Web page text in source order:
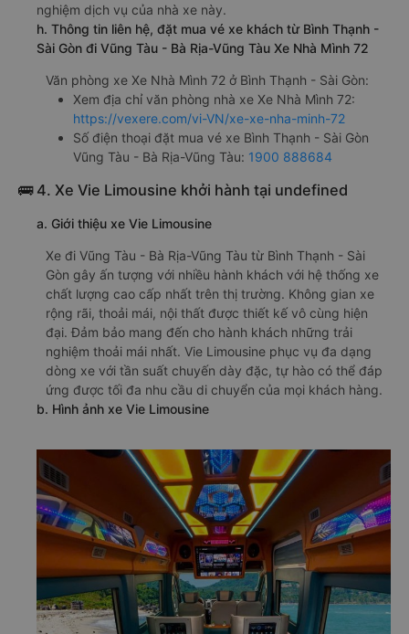
nghiệm dịch vụ của nhà xe này.
h. Thông tin liên hệ, đặt mua vé xe khách từ Bình Thạnh -
Sài Gòn đi Vũng Tàu - Bà Rịa-Vũng Tàu Xe Nhà Mình 72
Văn phòng xe Xe Nhà Mình 72 ở Bình Thạnh - Sài Gòn:
Xem địa chỉ văn phòng nhà xe Xe Nhà Mình 72:
https://vexere.com/vi-VN/xe-xe-nha-minh-72
Số điện thoại đặt mua vé xe Bình Thạnh - Sài Gòn
Vũng Tàu - Bà Rịa-Vũng Tàu: 1900 888684
🚌 4. Xe Vie Limousine khởi hành tại undefined
a. Giới thiệu xe Vie Limousine
Xe đi Vũng Tàu - Bà Rịa-Vũng Tàu từ Bình Thạnh - Sài
Gòn gây ấn tượng với nhiều hành khách với hệ thống xe
chất lượng cao cấp nhất trên thị trường. Không gian xe
rộng rãi, thoải mái, nội thất được thiết kế vô cùng hiện
đại. Đảm bảo mang đến cho hành khách những trải
nghiệm thoải mái nhất. Vie Limousine phục vụ đa dạng
dòng xe với tần suất chuyến dày đặc, tự hào có thể đáp
ứng được tối đa nhu cầu di chuyển của mọi khách hàng.
b. Hình ảnh xe Vie Limousine